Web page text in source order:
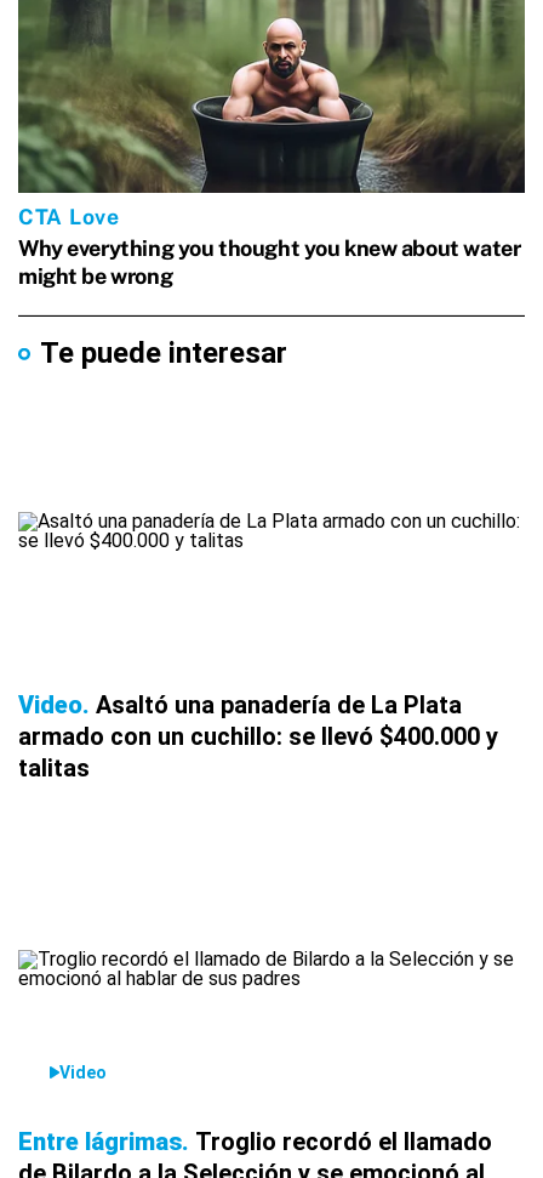
Te puede interesar
Video Asaltó una panadería de La Plata
armado con un cuchillo: se llevó $400.000 y
talitas
Video
Entre lágrimas Troglio recordó el llamado